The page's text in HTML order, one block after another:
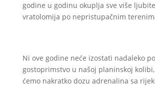
godine u godinu okuplja sve više
vratolomija po nepristupačnim
Ni ove godine neće izostati nadaleko
gostoprimstvo u našoj planinskoj
ćemo nakratko dozu adrenalina sa